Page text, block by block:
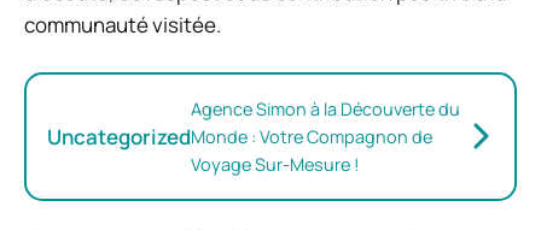
communauté visitée.
Uncategorized
Agence Simon à la Découverte du
Monde : Votre Compagnon de
Voyage Sur-Mesure !